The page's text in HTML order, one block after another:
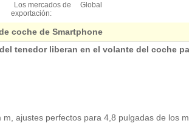
Los mercados de
exportación:
Global
coche de Smartphone
tenedor liberan en el volante del coche
ajustes perfectos para 4,8 pulgadas de los